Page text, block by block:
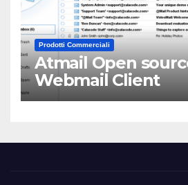
Prodotti Commerciali
Atmail Open
Webmail Client